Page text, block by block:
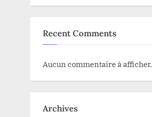
Recent Comments
Aucun commentaire à afficher.
Archives